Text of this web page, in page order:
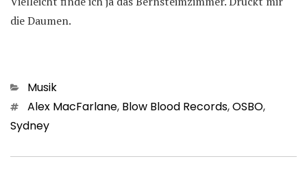
die Daumen.
Kategorien
Musik
Schlagwörter
Alex MacFarlane, Blow Blood Records,OSBO,
Sydney